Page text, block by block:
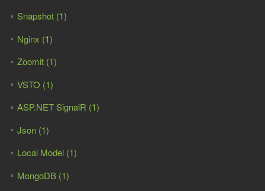
Snapshot (1)
Nginx (1)
Zoomit (1)
VSTO (1)
ASP.NET SignalR (1)
Json (1)
Local Model (1)
MongoDB (1)